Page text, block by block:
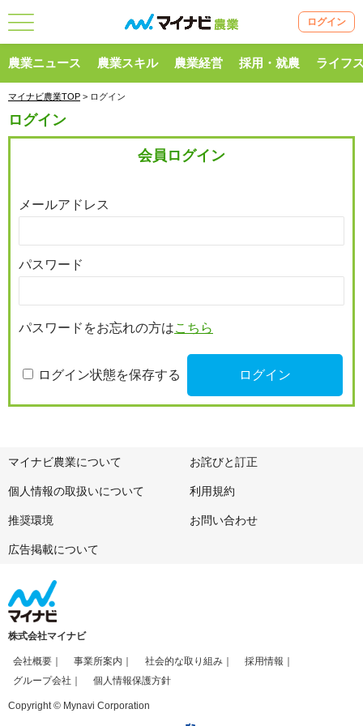
ログイン
農業ニュース 農業スキル 農業経営 採用・就農 ライフ
マイナビ農業TOP > ログイン
ログイン
会員ログイン
メールアドレス
パスワード
パスワードをお忘れの方はこちら
ログイン状態を保存する
マイナビ農業について お詫びと訂正
個人情報の取扱いについて 利用規約
推奨環境 お問い合わせ
広告掲載について
株式会社マイナビ
会社概要 事業所案内 社会的な取り組み
採用情報
グループ会社
個人情報保護方針
Copyright © Mynavi Corporation